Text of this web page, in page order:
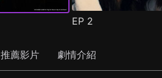
EP 2
推薦影片 劇情介紹